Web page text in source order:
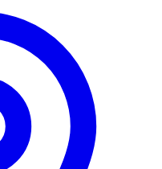
за 5 мин